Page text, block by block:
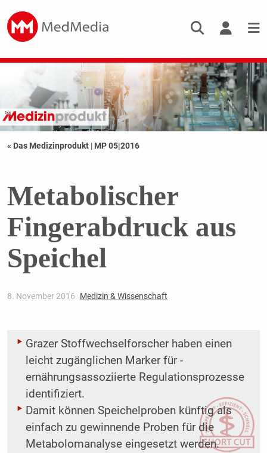
« Das Medizinprodukt | MP 05|2016
Metabolischer
Fingerabdruck aus
Speichel
8. November 2016 Medizin & Wissenschaft
Grazer Stoffwechselforscher haben einen
leicht zugänglichen Marker für ­
ernährungsassoziierte Regulationsprozesse
identifiziert.
Damit können Speichelproben künftig als
einfach zu gewinnende Proben für die
Metabolomanalyse eingesetzt werden.